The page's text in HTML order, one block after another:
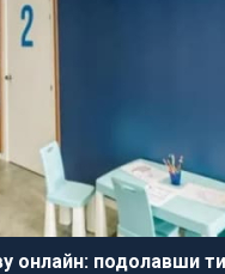
онлайн: подолавши